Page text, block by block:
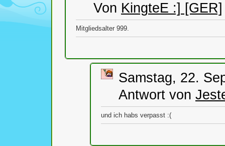
Von KingteE :] [GER]
Mitgliedsalter 999.
Samstag, 22.
Antwort von
und ich habs verpasst :(